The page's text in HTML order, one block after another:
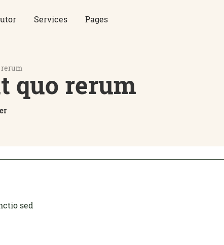
Services Pages
quo rerum
sed